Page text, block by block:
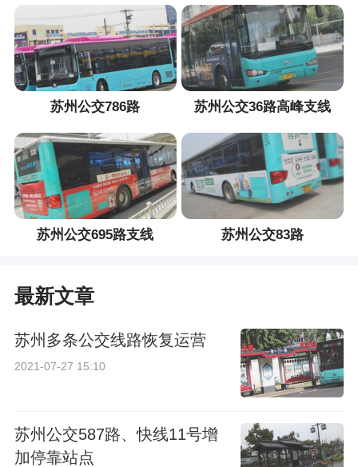
苏州公交786路 苏州公交36路高峰支线
苏州公交695路支线 苏州公交83路
最新文章
苏州多条公交线路恢复运营
2021-07-27 15:10
苏州公交587路、快线11号增
加停靠站点